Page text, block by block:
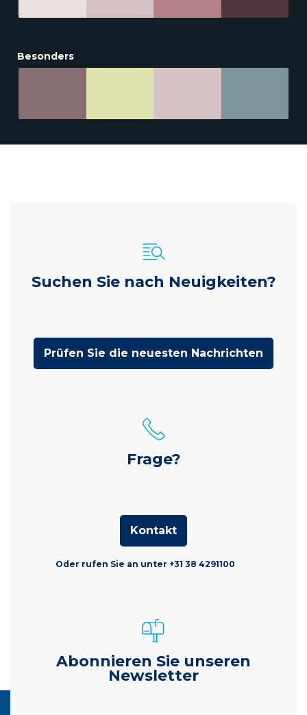
Besonders
Suchen Sie nach Neuigkeiten?
Prüfen Sie die neuesten Nachrichten
Frage?
Kontakt
Oder rufen Sie an unter +31 38 4291100
Abonnieren Sie unseren
Newsletter